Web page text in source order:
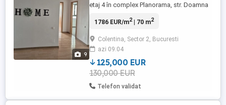
9
etaj 4 în complex Planorama, str. Doamna
AC, bucătărie separată de salon, 2 grupuri
luminos, bine compartimentat și eficient
izolat, cu orientare nord-vest. Liber, mutare
imediată. Exclus ...
1786 EUR/m2| 70 m2
Colentina, Sector 2, Bucuresti
azi 09:04
125,000 EUR
130,000 EUR
Telefon validat